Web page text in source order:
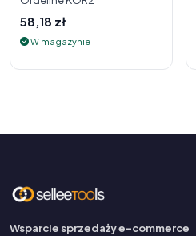
58,18 zł
W magazynie
Wsparcie sprzedaży e-commerce